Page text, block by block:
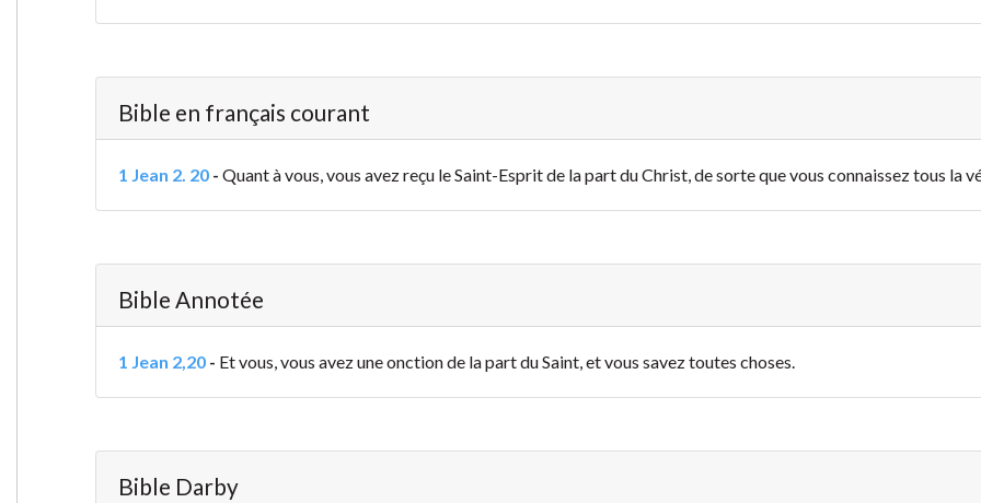
Bible en français courant
1 Jean 2. 20- Quant à vous, vous avez reçu le Saint-Esprit de la part du Christ, de sorte que vous connaissez tous la
Bible Annotée
1 Jean 2,20- Et vous, vous avez une onction de la part du Saint, et vous savez toutes choses.
Bible Darby